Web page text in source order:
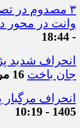
وانت در محور
- 18:44
جان باخت 16 مرداد 1405 - 10:23
انحراف مرگبار
1405 - 10:19